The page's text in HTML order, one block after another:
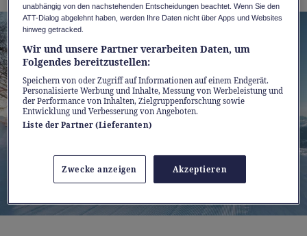
unabhängig von den nachstehenden Entscheidungen beachtet. Wenn Sie den
ATT-Dialog abgelehnt haben, werden Ihre Daten nicht über Apps und Websites
hinweg getracked.
Wir und unsere Partner verarbeiten Daten, um
Folgendes bereitzustellen:
Speichern von oder Zugriff auf Informationen auf einem Endgerät.
Personalisierte Werbung und Inhalte, Messung von Werbeleistung und
der Performance von Inhalten, Zielgruppenforschung sowie
Entwicklung und Verbesserung von Angeboten.
Liste der Partner (Lieferanten)
Zwecke anzeigen Akzeptieren